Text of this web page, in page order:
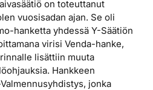
on toteuttanut
vuosisadan ajan. Se oli
hanketta yhdessä Y-Säätiön
virisi Venda-hanke,
lisättiin muuta
Hankkeen
jonka